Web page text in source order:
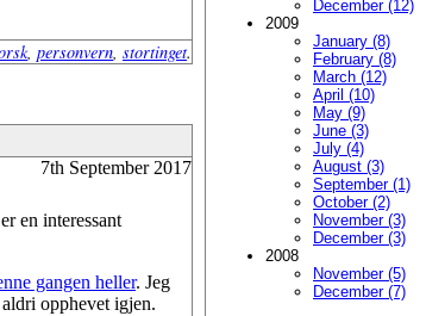
, personvern stortinget.
7th September 2017
en interessant
gangen heller. Jeg
opphevet igjen.
December (12)
2009
January (8)
February (8)
March (12)
April (10)
May (9)
June (3)
July (4)
August (3)
September (1)
October (2)
November (3)
December (3)
2008
November (5)
December (7)